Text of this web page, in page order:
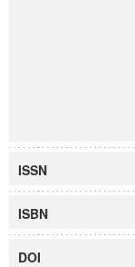
ISSN
ISBN
DOI